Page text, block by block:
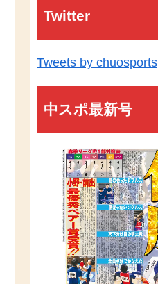
Twitter
Tweets by chuosports
中スポ最新号